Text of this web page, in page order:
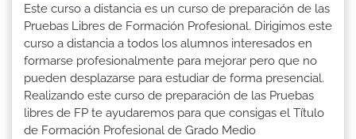
Este curso a distancia es un curso de preparación de las
Pruebas Libres de Formación Profesional. Dirigimos este
curso a distancia a todos los alumnos interesados en
formarse profesionalmente para mejorar pero que no
pueden desplazarse para estudiar de forma presencial.
Realizando este curso de preparación de las Pruebas
libres de FP te ayudaremos para que consigas el Título
de Formación Profesional de Grado Medio